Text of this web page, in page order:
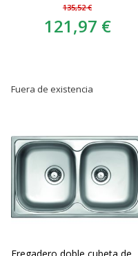
135,52 €
121,97 €
Fuera de existencia